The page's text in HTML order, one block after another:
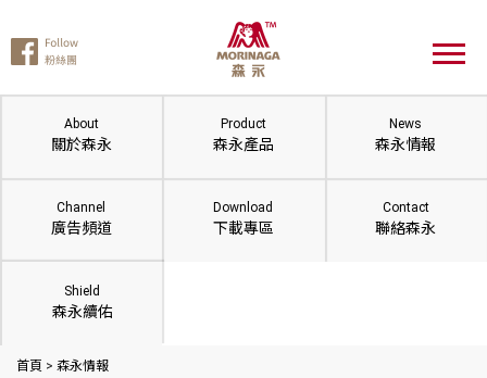
About
關於森永
Product
森永產品
News
森永情報
Channel
廣告頻道
Download
下載專區
Contact
聯絡森永
Shield
森永續佑
首頁 > 森永情報